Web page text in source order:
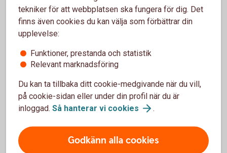
ex försäljning av privatbostad, med högst 5 000 000
kr.
Riksgälden betalar ut ersättningen inom 7
eller Finansinspektionen beslutade att garantin ska
Insättningsgarantin
tekniker för att webbplatsen ska fungera för dig. Det
finns även cookies du kan välja som förbättrar din
upplevelse:
Funktioner, prestanda och statistik
Relevant marknadsföring
Du kan ta tillbaka ditt cookie-medgivande när du vill,
på cookie-sidan eller under din profil när du är
inloggad. Så hanterar vi cookies .
Godkänn alla cookies